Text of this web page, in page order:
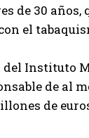
de 30 años,
el
del Instituto
de al
de